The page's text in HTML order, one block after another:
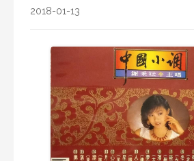
2018-01-13